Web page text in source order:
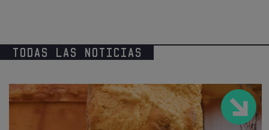
TODAS LAS NOTICIAS